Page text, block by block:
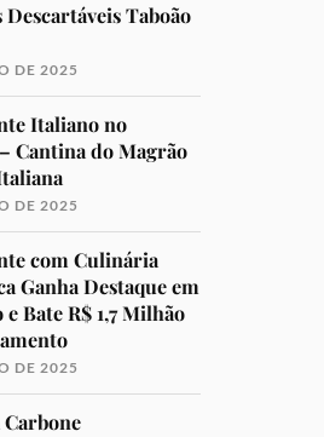
Descartáveis Taboão
DE 2025
Italiano no
Cantina do Magrão
DE 2025
com Culinária
Ganha Destaque em
e Bate R$ 1,7 Milhão
DE 2025